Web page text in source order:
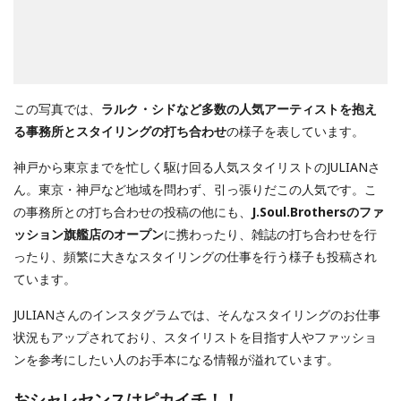
この写真では、 ラルク・シドなど多数の人気アーティストを抱え
る事務所とスタイリングの打ち合わせの様子を表しています。
神戸から東京までを忙しく駆け回る人気スタイリストのJULIANさ
ん。東京・神戸など地域を問わず、引っ張りだこの人気です。こ
の事務所との打ち合わせの投稿の他にも、
J.Soul.Brothersのファ
ッション旗艦店のオープンに携わったり、雑誌の打ち合わせを行
ったり、頻繁に大きなスタイリングの仕事を行う様子も投稿され
ています。
JULIANさんのインスタグラムでは、そんなスタイリングのお仕事
状況もアップされており、スタイリストを目指す人やファッショ
ンを参考にしたい人のお手本になる情報が溢れています。